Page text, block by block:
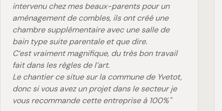
intervenu chez mes beaux-parents pour un
aménagement de combles, ils ont créé une
chambre supplémentaire avec une salle de
bain type suite parentale et que dire.
C’est vraiment magnifique, du très bon travail
fait dans les règles de l’art.
Le chantier ce situe sur la commune de Yvetot,
donc si vous avez un projet dans le secteur je
vous recommande cette entreprise à 100%"